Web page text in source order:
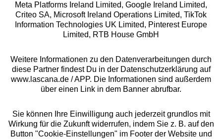
Alle Preise inkl. MwSt., zzgl.
Versandkosten
** Bonität vorausgesetzt, berechtigt zur Bonitätsprüfung
Meta Platforms Ireland Limited, Google Ireland Limited,
Criteo SA, Microsoft Ireland Operations Limited, TikTok
Information Technologies UK Limited, Pinterest Europe
Limited, RTB House GmbH
Weitere Informationen zu den Datenverarbeitungen durch
diese Partner findest Du in der Datenschutzerklärung auf
www.lascana.de / APP. Die Informationen sind außerdem
über einen Link in dem Banner abrufbar.
Sie können Ihre Einwilligung auch jederzeit grundlos mit
Wirkung für die Zukunft widerrufen, indem Sie z. B. auf den
Button "Cookie-Einstellungen" im Footer der Website und